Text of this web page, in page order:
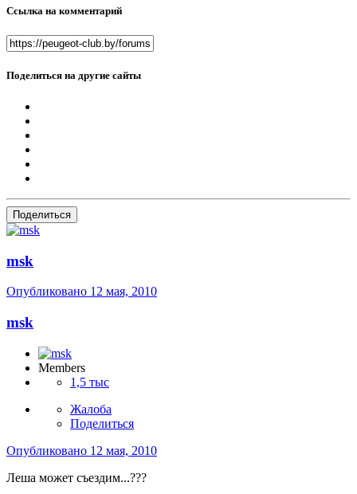
Ссылка на комментарий
Поделиться на другие сайты
Поделиться
msk
Опубликовано 12 мая, 2010
msk
Members
1,5 тыс
Жалоба
Поделиться
Опубликовано 12 мая, 2010
Леша может съездим...???